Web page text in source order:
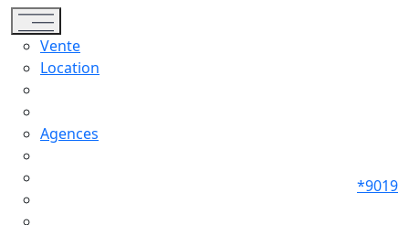
Toggle navigation
Vente
Location
Agences
*9019